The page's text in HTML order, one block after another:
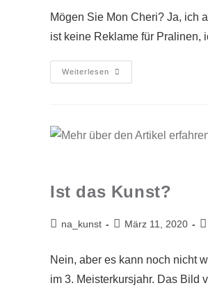
Mögen Sie Mon Cheri? Ja, ich
ist keine Reklame für Pralinen,
Weiterlesen
Ist das Kunst?
na_kunst März 11, 2020
Nein, aber es kann noch nicht
im 3. Meisterkursjahr. Das Bild